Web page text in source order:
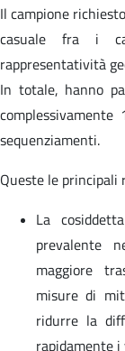
Il campione
casuale fra i
rappresentatività
In totale, hanno
sequenziamenti.
Queste le principali
La
prevalente
maggiore
misure di
ridurre la
rapidamente